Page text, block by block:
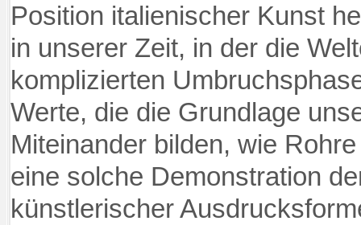
Position italienischer Kunst
in unserer Zeit, in der die
komplizierten
Werte, die die Grundlage
Miteinander bilden, wie
eine solche Demonstration
künstlerischer